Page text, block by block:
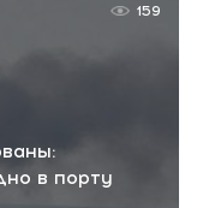
в порту
159